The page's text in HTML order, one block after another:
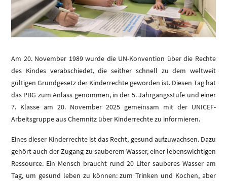
Am 20. November 1989 wurde die UN-Konvention über die Rechte
des Kindes verabschiedet, die seither schnell zu dem weltweit
gültigen Grundgesetz der Kinderrechte geworden ist. Diesen Tag hat
das PBG zum Anlass genommen, in der 5. Jahrgangsstufe und einer
7. Klasse am 20. November 2025 gemeinsam mit der UNICEF-
Arbeitsgruppe aus Chemnitz über Kinderrechte zu informieren.
Eines dieser Kinderrechte ist das Recht, gesund aufzuwachsen. Dazu
gehört auch der Zugang zu sauberem Wasser, einer lebenswichtigen
Ressource. Ein Mensch braucht rund 20 Liter sauberes Wasser am
Tag, um gesund leben zu können: zum Trinken und Kochen, aber